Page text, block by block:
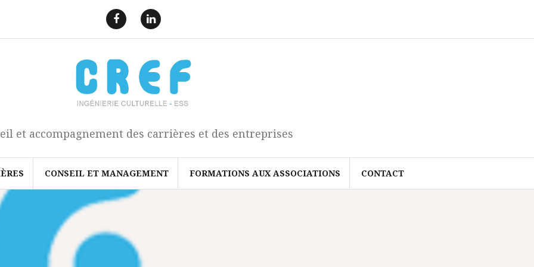
a
c
b
o
k
i
k
e
d
I
n
et accompagnement des carrières et des entreprises
CONSEIL ET MANAGEMENT FORMATIONS AUX ASSOCIATIONS CONTACT